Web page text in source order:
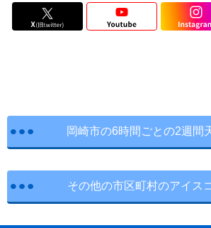
岡崎市の6時間ごとの2週間
その他の市区町村のアイス